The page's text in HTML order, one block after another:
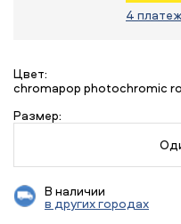
4
Цвет:
chromapop photochromic
Размер:
В наличии
в других городах